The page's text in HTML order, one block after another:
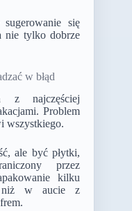
się
nie tylko dobrze
w błąd
z najczęściej
Problem
wszystkiego.
ale być płytki,
przez
kilku
niż w aucie z